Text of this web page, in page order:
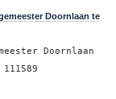
Doornlaan te
Doornlaan